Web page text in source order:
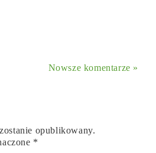
Nowsze komentarze »
opublikowany.
*